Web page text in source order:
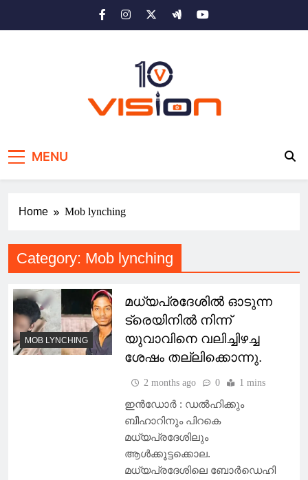
MENU
Home Mob lynching
Category: Mob lynching
MOB LYNCHING
മധ്യപ്രദേശിൽ ഓടുന്ന
ട്രെയിനിൽ നിന്ന്
യുവാവിനെ വലിച്ചിഴച്ച
ശേഷം തല്ലിക്കൊന്നു.
2 months ago 0 1 mins
ഇൻഡോർ : ഡൽഹിക്കും
ബീഹാറിനും പിറകെ
മധ്യപ്രദേശിലും
ആൾക്കൂട്ടക്കൊല.
മധ്യപ്രദേശിലെ ബോർഡെഹി